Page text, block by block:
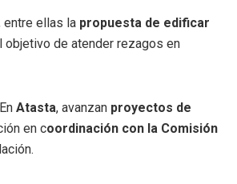
entre ellas la propuesta de edificar
objetivo de atender rezagos en
Atasta, avanzan proyectos de
en coordinación con la Comisión